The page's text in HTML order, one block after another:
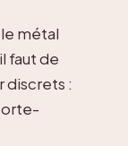
métal
faut de
discrets :